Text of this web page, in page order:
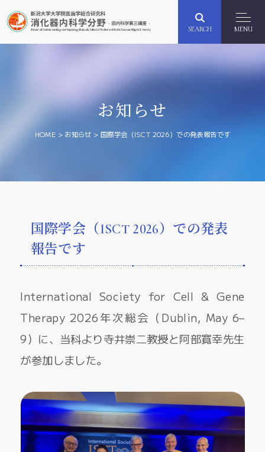
SEARCH MENU
お知らせ
HOME > お知らせ > 国際学会（ISCT 2026）での発表報告です
国際学会（ISCT 2026）での発表
報告です
International Society for Cell & Gene
Therapy 2026年次総会（Dublin, May 6–
9）に、当科より寺井崇二教授と阿部寛幸先生
が参加しました。